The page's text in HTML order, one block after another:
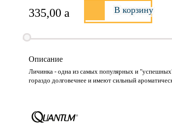
335,00 a В корзину
Описание
Личинка - одна из самых популярных и
гораздо долговечнее и имеют сильный